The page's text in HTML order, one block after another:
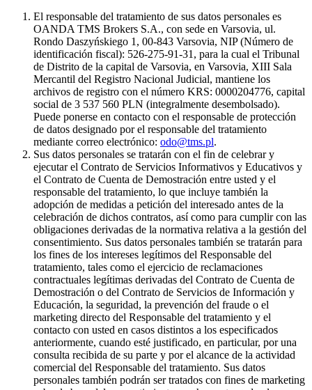
El responsable del tratamiento de sus datos personales es
OANDA TMS Brokers S.A., con sede en Varsovia, ul.
Rondo Daszyńskiego 1, 00-843 Varsovia, NIP (Número de
identificación fiscal): 526-275-91-31, para la cual el Tribunal
de Distrito de la capital de Varsovia, en Varsovia, XIII Sala
Mercantil del Registro Nacional Judicial, mantiene los
archivos de registro con el número KRS: 0000204776, capital
social de 3 537 560 PLN (integralmente desembolsado).
Puede ponerse en contacto con el responsable de protección
de datos designado por el responsable del tratamiento
mediante correo electrónico: odo@tms.pl.
Sus datos personales se tratarán con el fin de celebrar y
ejecutar el Contrato de Servicios Informativos y Educativos y
el Contrato de Cuenta de Demostración entre usted y el
responsable del tratamiento, lo que incluye también la
adopción de medidas a petición del interesado antes de la
celebración de dichos contratos, así como para cumplir con las
obligaciones derivadas de la normativa relativa a la gestión del
consentimiento. Sus datos personales también se tratarán para
los fines de los intereses legítimos del Responsable del
tratamiento, tales como el ejercicio de reclamaciones
contractuales legítimas derivadas del Contrato de Cuenta de
Demostración o del Contrato de Servicios de Información y
Educación, la seguridad, la prevención del fraude o el
marketing directo del Responsable del tratamiento y el
contacto con usted en casos distintos a los especificados
anteriormente, cuando esté justificado, en particular, por una
consulta recibida de su parte y por el alcance de la actividad
comercial del Responsable del tratamiento. Sus datos
personales también podrán ser tratados con fines de marketing